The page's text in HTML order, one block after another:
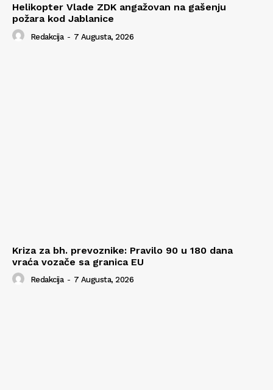
Helikopter Vlade ZDK angažovan na gašenju
požara kod Jablanice
Redakcija - 7 Augusta, 2026
Kriza za bh. prevoznike: Pravilo 90 u 180 dana
vraća vozače sa granica EU
Redakcija - 7 Augusta, 2026